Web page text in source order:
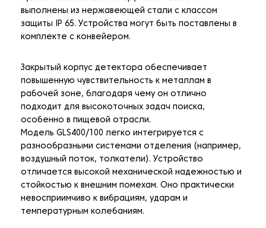
выполнены из нержавеющей стали с классом
защиты IP 65. Устройства могут быть поставлены в
комплекте с конвейером.
Закрытый корпус детектора обеспечивает
повышенную чувствительность к металлам в
рабочей зоне, благодаря чему он отлично
подходит для высокоточных задач поиска,
особенно в пищевой отрасли.
Модель GLS400/100 легко интегрируется с
разнообразными системами отделения (например,
воздушный поток, толкатели). Устройство
отличается высокой механической надежностью и
стойкостью к внешним помехам. Оно практически
невосприимчиво к вибрациям, ударам и
температурным колебаниям.